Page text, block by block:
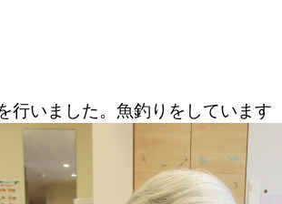
行いました。魚釣りをしています